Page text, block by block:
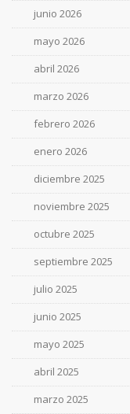
junio 2026
mayo 2026
abril 2026
marzo 2026
febrero 2026
enero 2026
diciembre 2025
noviembre 2025
octubre 2025
septiembre 2025
julio 2025
junio 2025
mayo 2025
abril 2025
marzo 2025